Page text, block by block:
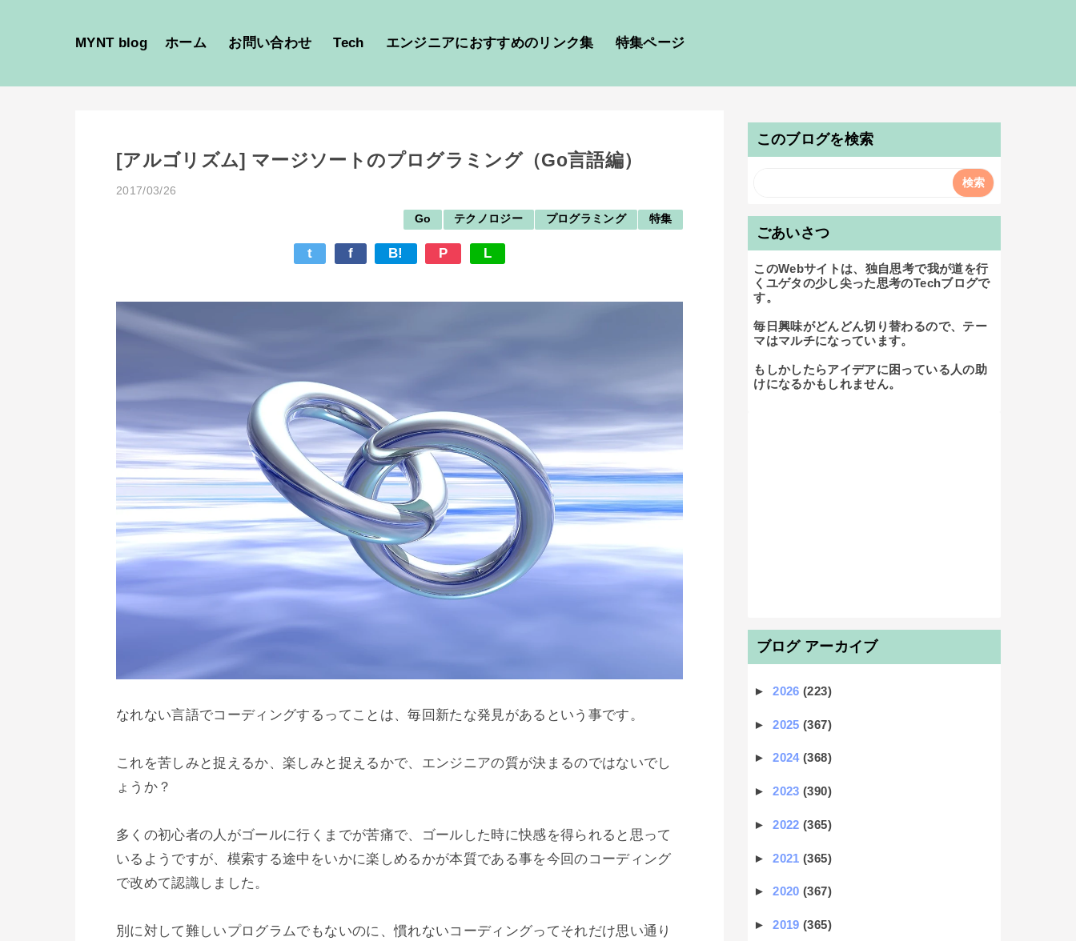
MYNT blog ホーム お問い合わせ Tech エンジニアにおすすめのリンク集 特集ページ
[アルゴリズム] マージソートのプログラミング（Go言語編）
2017/03/26
Go テクノロジー プログラミング 特集
t f B! P L
なれない言語でコーディングするってことは、毎回新たな発見があるという事です。
これを苦しみと捉えるか、楽しみと捉えるかで、エンジニアの質が決まるのではないでし
ょうか？
多くの初心者の人がゴールに行くまでが苦痛で、ゴールした時に快感を得られると思って
いるようですが、模索する途中をいかに楽しめるかが本質である事を今回のコーディング
で改めて認識しました。
別に対して難しいプログラムでもないのに、慣れないコーディングってそれだけ思い通り
このブログを検索
ごあいさつ
このWebサイトは、独自思考で我が道を行
くユゲタの少し尖った思考のTechブログで
す。
毎日興味がどんどん切り替わるので、テー
マはマルチになっています。
もしかしたらアイデアに困っている人の助
けになるかもしれません。
ブログ アーカイブ
►2026(223)
►2025(367)
►2024(368)
►2023(390)
►2022(365)
►2021(365)
►2020(367)
►2019(365)